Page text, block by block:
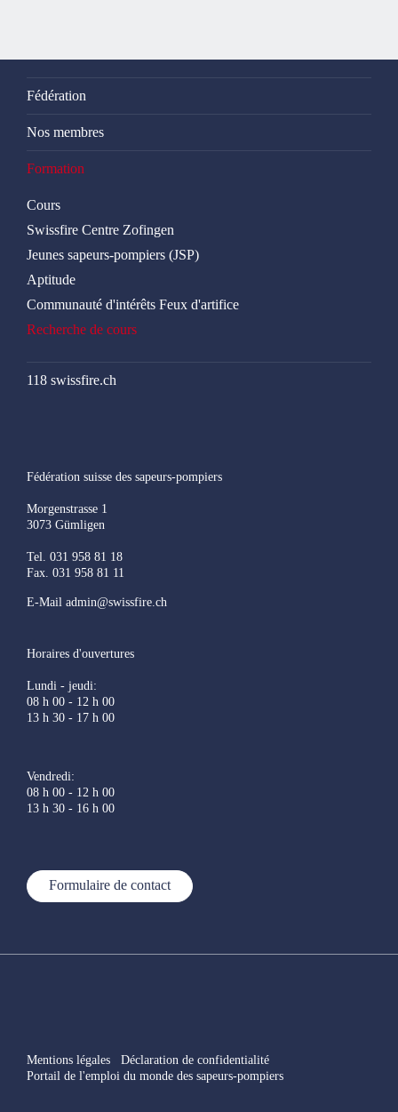
Fédération
Nos membres
Formation
Cours
Swissfire Centre Zofingen
Jeunes sapeurs-pompiers (JSP)
Aptitude
Communauté d'intérêts Feux d'artifice
Recherche de cours
118 swissfire.ch
Fédération suisse des sapeurs-pompiers
Morgenstrasse 1
3073 Gümligen
Tel. 031 958 81 18
Fax. 031 958 81 11
E-Mail admin@swissfire.ch
Horaires d'ouvertures
Lundi - jeudi:
08 h 00 - 12 h 00
13 h 30 - 17 h 00
Vendredi:
08 h 00 - 12 h 00
13 h 30 - 16 h 00
Formulaire de contact
Mentions légales
Déclaration de confidentialité
Portail de l'emploi du monde des sapeurs-pompiers